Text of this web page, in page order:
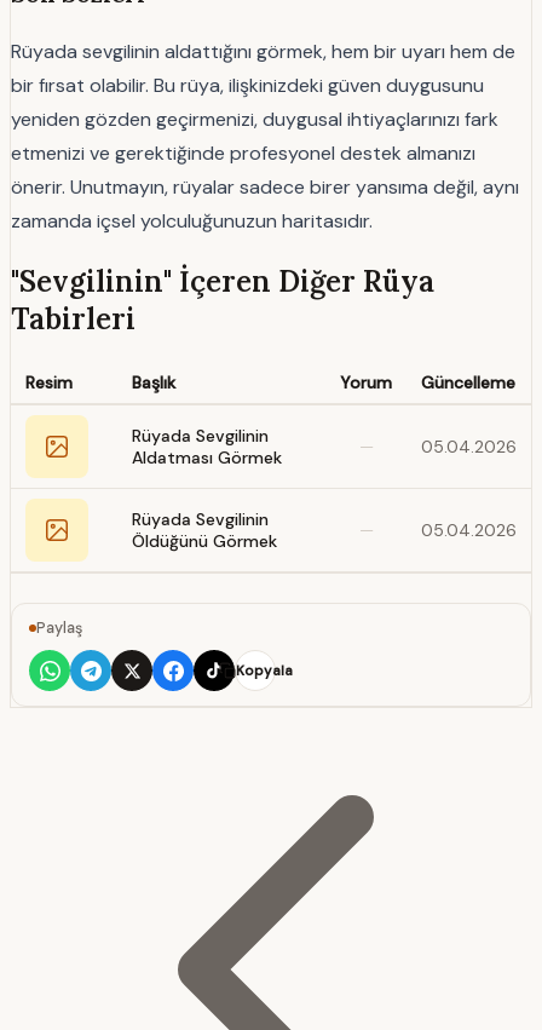
Rüyada sevgilinin aldattığını görmek, hem bir uyarı hem de
bir fırsat olabilir. Bu rüya, ilişkinizdeki güven duygusunu
yeniden gözden geçirmenizi, duygusal ihtiyaçlarınızı fark
etmenizi ve gerektiğinde profesyonel destek almanızı
önerir. Unutmayın, rüyalar sadece birer yansıma değil, aynı
zamanda içsel yolculuğunuzun haritasıdır.
"Sevgilinin" İçeren Diğer Rüya
Tabirleri
Resim Başlık Yorum Güncelleme
Rüyada Sevgilinin
Aldatması Görmek
— 05.04.2026
Rüyada Sevgilinin
Öldüğünü Görmek
— 05.04.2026
Paylaş
Kopyala